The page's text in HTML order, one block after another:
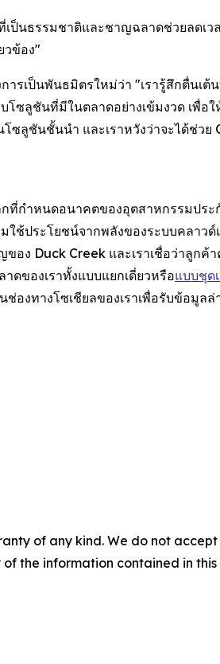
ป็นธรรมชาติและชาญฉลาดช่วยลดเ
วข้อง"
ารเป็นพันธมิตรใหม่ว่า "เรารู้สึกตื่น
ซลูชันที่มีในตลาดอย่างเข้มงวด เพื่
โซลูชันชั้นนำ และเราหวังว่าจะได้ช่
ที่กำหนดอนาคตของอุตสาหกรรมปร
ประโยชน์จากพลังของระบบคลาว
อง Duck Creek และเราเชื่อว่าลูก
ดของเราทั้งแบบแยกเดี่ยวหรือแบบชุด
ช่องทางโซเชียลของเราเพื่อรับข้อมูล
of any kind. We do not
the information contained in